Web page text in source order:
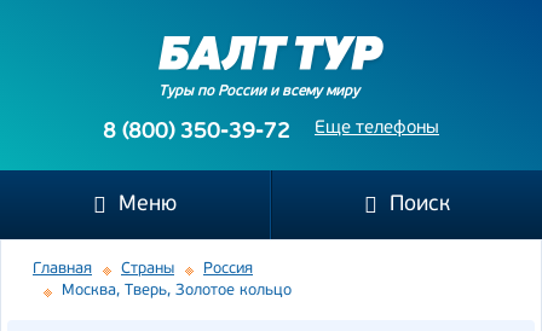
Туры по России и всему миру
Еще телефоны
8 (800) 350-39-72
Меню Поиск
Главная Страны
Россия
Москва, Тверь, Золотое кольцо